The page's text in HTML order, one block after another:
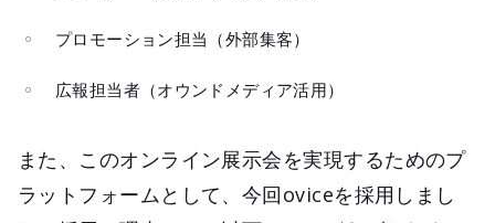
プロモーション担当（外部集客）
広報担当者（オウンドメディア活用）
また、このオンライン展示会を実現するためのプ
ラットフォームとして、今回oviceを採用しまし